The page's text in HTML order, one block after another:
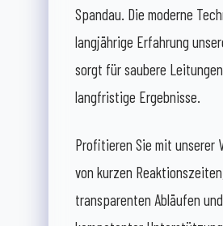
Spandau. Die moderne
langjährige Erfahrung
sorgt für saubere
langfristige Ergebnisse.
Profitieren Sie mit unserer
von kurzen
transparenten Abläufen und